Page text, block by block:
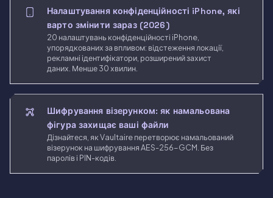
Налаштування конфіденційності iPhone, які
варто змінити зараз (2026)
20 налаштувань конфіденційності iPhone,
упорядкованих за впливом: відстеження локації,
рекламні ідентифікатори, розширений захист
даних. Менше 30 хвилин.
Шифрування візерунком: як намальована
фігура захищає ваші файли
Дізнайтеся, як Vaultaire перетворює намальований
візерунок на шифрування AES-256-GCM. Без
паролів і PIN-кодів.